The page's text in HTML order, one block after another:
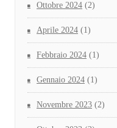
Ottobre 2024 (2)
Aprile 2024 (1)
Febbraio 2024 (1)
Gennaio 2024 (1)
Novembre 2023 (2)